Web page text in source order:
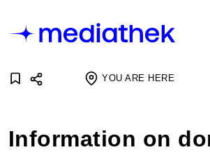
YOU ARE HERE
Information on